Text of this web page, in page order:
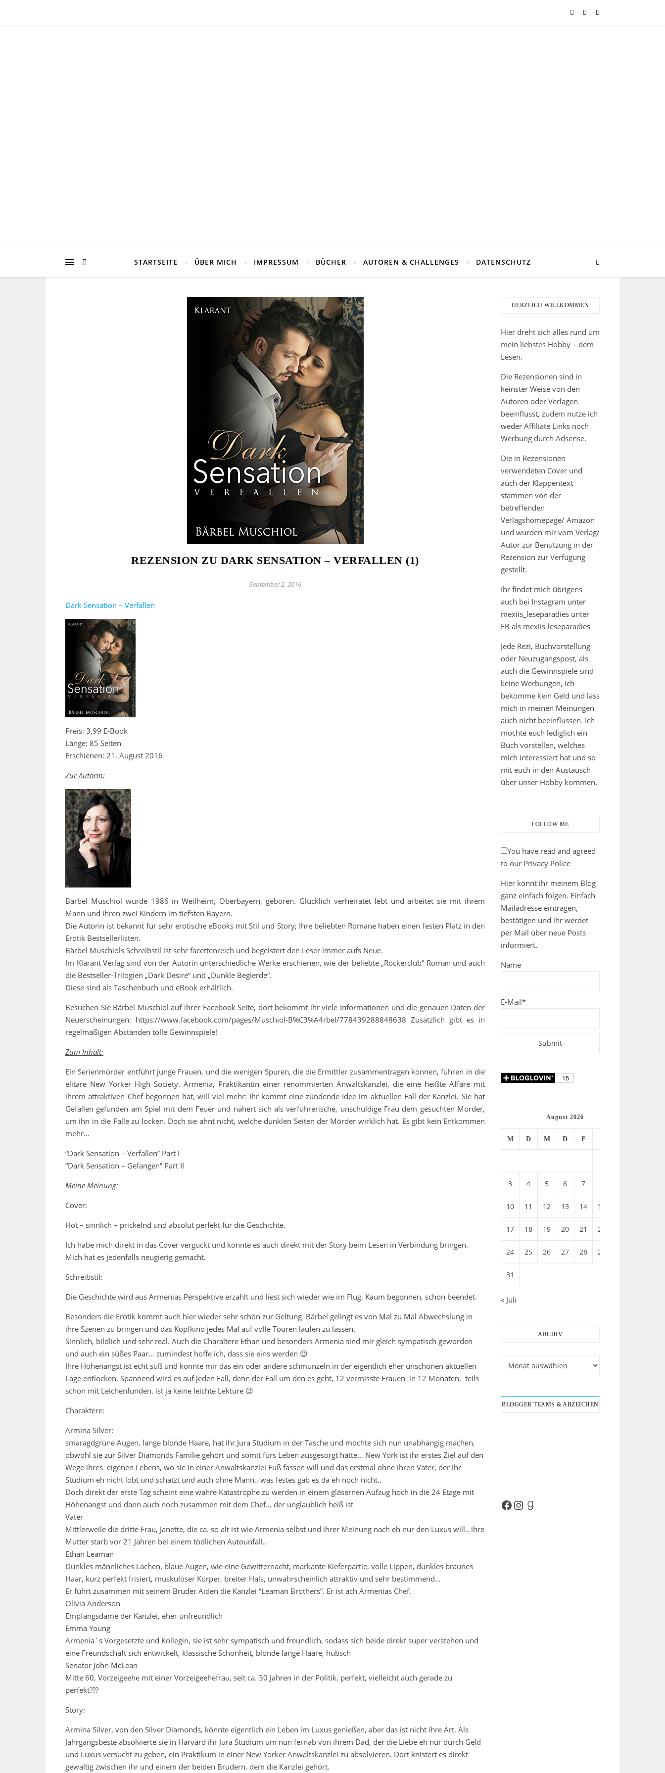
STARTSEITE ÜBER MICH IMPRESSUM BÜCHER AUTOREN & CHALLENGES DATENSCHUTZ
REZENSION ZU DARK SENSATION – VERFALLEN (1)
September 2, 2016
Dark Sensation – Verfallen
Preis: 3,99 E-Book
Länge: 85 Seiten
Erschienen: 21. August 2016
Zur Autorin:
Bärbel Muschiol wurde 1986 in Weilheim, Oberbayern, geboren. Glücklich verheiratet lebt und arbeitet sie mit ihrem
Mann und ihren zwei Kindern im tiefsten Bayern.
Die Autorin ist bekannt für sehr erotische eBooks mit Stil und Story; Ihre beliebten Romane haben einen festen Platz in den
Erotik Bestsellerlisten.
Bärbel Muschiols Schreibstil ist sehr facettenreich und begeistert den Leser immer aufs Neue.
Im Klarant Verlag sind von der Autorin unterschiedliche Werke erschienen, wie der beliebte „Rockerclub“ Roman und auch
die Bestseller-Trilogien „Dark Desire“ und „Dunkle Begierde“.
Diese sind als Taschenbuch und eBook erhältlich.
Besuchen Sie Bärbel Muschiol auf ihrer Facebook Seite, dort bekommt ihr viele Informationen und die genauen Daten der
Neuerscheinungen: https://www.facebook.com/pages/Muschiol-B%C3%A4rbel/778439288848638 Zusätzlich gibt es in
regelmäßigen Abständen tolle Gewinnspiele!
Zum Inhalt:
Ein Serienmörder entführt junge Frauen, und die wenigen Spuren, die die Ermittler zusammentragen können, führen in die
elitäre New Yorker High Society. Armenia, Praktikantin einer renommierten Anwaltskanzlei, die eine heißte Affäre mit
ihrem attraktiven Chef begonnen hat, will viel mehr: Ihr kommt eine zündende Idee im aktuellen Fall der Kanzlei. Sie hat
Gefallen gefunden am Spiel mit dem Feuer und nähert sich als verführerische, unschuldige Frau dem gesuchten Mörder,
um ihn in die Falle zu locken. Doch sie ahnt nicht, welche dunklen Seiten der Mörder wirklich hat. Es gibt kein Entkommen
mehr…
“Dark Sensation – Verfallen” Part I
“Dark Sensation – Gefangen” Part II
Meine Meinung:
Cover:
Hot – sinnlich – prickelnd und absolut perfekt für die Geschichte.
Ich habe mich direkt in das Cover verguckt und konnte es auch direkt mit der Story beim Lesen in Verbindung bringen.
Mich hat es jedenfalls neugierig gemacht.
Schreibstil:
Die Geschichte wird aus Armenias Perspektive erzählt und liest sich wieder wie im Flug. Kaum begonnen, schon beendet.
Besonders die Erotik kommt auch hier wieder sehr schön zur Geltung. Bärbel gelingt es von Mal zu Mal Abwechslung in
ihre Szenen zu bringen und das Kopfkino jedes Mal auf volle Touren laufen zu lassen.
Sinnlich, bildlich und sehr real. Auch die Charaltere Ethan und besonders Armenia sind mir gleich sympatisch geworden
und auch ein süßes Paar… zumindest hoffe ich, dass sie eins werden 😉
Ihre Höhenangst ist echt süß und konnte mir das ein oder andere schmunzeln in der eigentlich eher unschönen aktuellen
Lage entlocken. Spannend wird es auf jeden Fall, denn der Fall um den es geht, 12 vermisste Frauen in 12 Monaten, teils
schon mit Leichenfunden, ist ja keine leichte Lektüre 😉
Charaktere:
Armina Silver:
smaragdgrüne Augen, lange blonde Haare, hat ihr Jura Studium in der Tasche und möchte sich nun unabhängig machen,
obwohl sie zur Silver Diamonds Familie gehört und somit fürs Leben ausgesorgt hätte… New York ist ihr erstes Ziel auf den
Wege ihres eigenen Lebens, wo sie in einer Anwaltskanzlei Fuß fassen will und das erstmal ohne ihren Vater, der ihr
Studium eh nicht lobt und schätzt und auch ohne Mann.. was festes gab es da eh noch nicht..
Doch direkt der erste Tag scheint eine wahre Katastrophe zu werden in einem gläsernen Aufzug hoch in die 24 Etage mit
Höhenangst und dann auch noch zusammen mit dem Chef… der unglaublich heiß ist
Vater
Mittlerweile die dritte Frau, Janette, die ca. so alt ist wie Armenia selbst und ihrer Meinung nach eh nur den Luxus will.. ihre
Mutter starb vor 21 Jahren bei einem tödlichen Autounfall..
Ethan Leaman
Dunkles männliches Lachen, blaue Augen, wie eine Gewitternacht, markante Kieferpartie, volle Lippen, dunkles braunes
Haar, kurz perfekt frisiert, muskulöser Körper, breiter Hals, unwahrscheinlich attraktiv und sehr bestimmend…
Er führt zusammen mit seinem Bruder Aiden die Kanzlei “Leaman Brothers”. Er ist ach Armenias Chef.
Olivia Anderson
Empfangsdame der Kanzlei, eher unfreundlich
Emma Young
Armenia´s Vorgesetzte und Kollegin, sie ist sehr sympatisch und freundlich, sodass sich beide direkt super verstehen und
eine Freundschaft sich entwickelt, klassische Schönheit, blonde lange Haare, hübsch
Senator John McLean
Mitte 60, Vorzeigeehe mit einer Vorzeigeehefrau, seit ca. 30 Jahren in der Politik, perfekt, vielleicht auch gerade zu
perfekt???
Story:
Armina Silver, von den Silver Diamonds, könnte eigentlich ein Leben im Luxus genießen, aber das ist nicht ihre Art. Als
Jahrgangsbeste absolvierte sie in Harvard ihr Jura Studium um nun fernab von ihrem Dad, der die Liebe eh nur durch Geld
und Luxus versucht zu geben, ein Praktikum in einer New Yorker Anwaltskanzlei zu absolvieren. Dort knistert es direkt
gewaltig zwischen ihr und einem der beiden Brüdern, dem die Kanzlei gehört.
HERZLICH WILLKOMMEN
Hier dreht sich alles rund um
mein liebstes Hobby – dem
Lesen.
Die Rezensionen sind in
keinster Weise von den
Autoren oder Verlagen
beeinflusst, zudem nutze ich
weder Affiliate Links noch
Werbung durch Adsense.
Die in Rezensionen
verwendeten Cover und
auch der Klappentext
stammen von der
betreffenden
Verlagshomepage/ Amazon
und wurden mir vom Verlag/
Autor zur Benutzung in der
Rezension zur Verfügung
gestellt.
Ihr findet mich übrigens
auch bei Instagram unter
mexiis_leseparadies unter
FB als mexiis-leseparadies
Jede Rezi, Buchvorstellung
oder Neuzugangspost, als
auch die Gewinnspiele sind
keine Werbungen, ich
bekomme kein Geld und lass
mich in meinen Meinungen
auch nicht beeinflussen. Ich
möchte euch lediglich ein
Buch vorstellen, welches
mich interessiert hat und so
mit euch in den Austausch
über unser Hobby kommen.
FOLLOW ME
You have read and agreed
to our Privacy Police
Hier könnt ihr meinem Blog
ganz einfach folgen. Einfach
Mailadresse eintragen,
bestätigen und ihr werdet
per Mail über neue Posts
informiert.
Name
E-Mail*
August 2026
M D M D F
3 4 5 6 7
10 11 12 13 14 15
17 18 19 20 21 22
24 25 26 27 28 29
31
« Juli
ARCHIV
BLOGGER TEAMS & ABZEICHEN
Facebook
Instagram
Goodreads